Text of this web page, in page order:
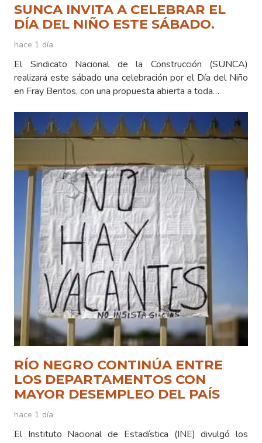
SUNCA INVITA A CELEBRAR EL
DÍA DEL NIÑO ESTE SÁBADO.
hace 1 día
El Sindicato Nacional de la Construcción (SUNCA)
realizará este sábado una celebración por el Día del Niño
en Fray Bentos, con una propuesta abierta a toda…
RÍO NEGRO CONTINÚA ENTRE
LOS DEPARTAMENTOS CON
MAYOR DESEMPLEO DEL PAÍS
hace 1 día
El Instituto Nacional de Estadística (INE) divulgó los